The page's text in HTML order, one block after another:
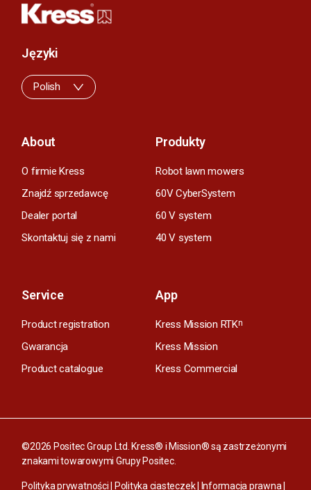
About
O firmie Kress
Znajdź sprzedawcę
Dealer portal
Skontaktuj się z nami
Produkty
Robot lawn mowers
60V CyberSystem
60 V system
40 V system
Service
Product registration
Gwarancja
Product catalogue
App
Kress Mission RTKn
Kress Mission
Kress Commercial
Języki
Polish
©2026 Positec Group Ltd. Kress® i Mission® są zastrzeżonymi
znakami towarowymi Grupy Positec.
Polityka prywatności Polityka ciasteczek| Informacja prawna|